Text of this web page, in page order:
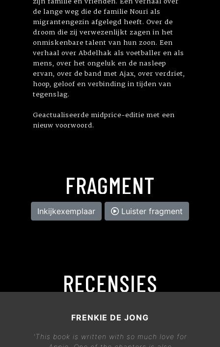
de lange weg die de familie Nouri als
migrantengezin afgelegd heeft. Over de
droom die zij verwezenlijkt zagen in het
onmiskenbare talent van hun zoon. Een
verhaal over Abdelhak als voetballer en als
mens, over het ongeluk en de nasleep
ervan, over de band met Ajax, over verdriet,
hoop, geloof en verbinding in tijden van
tegenslag.
Geactualiseerde midprice-editie met een
nieuw voorwoord.
FRAGMENT
Inkijkexemplaar Luister fragment
RECENSIES
FRENKIE DE JONG
'This book is written with so much love for